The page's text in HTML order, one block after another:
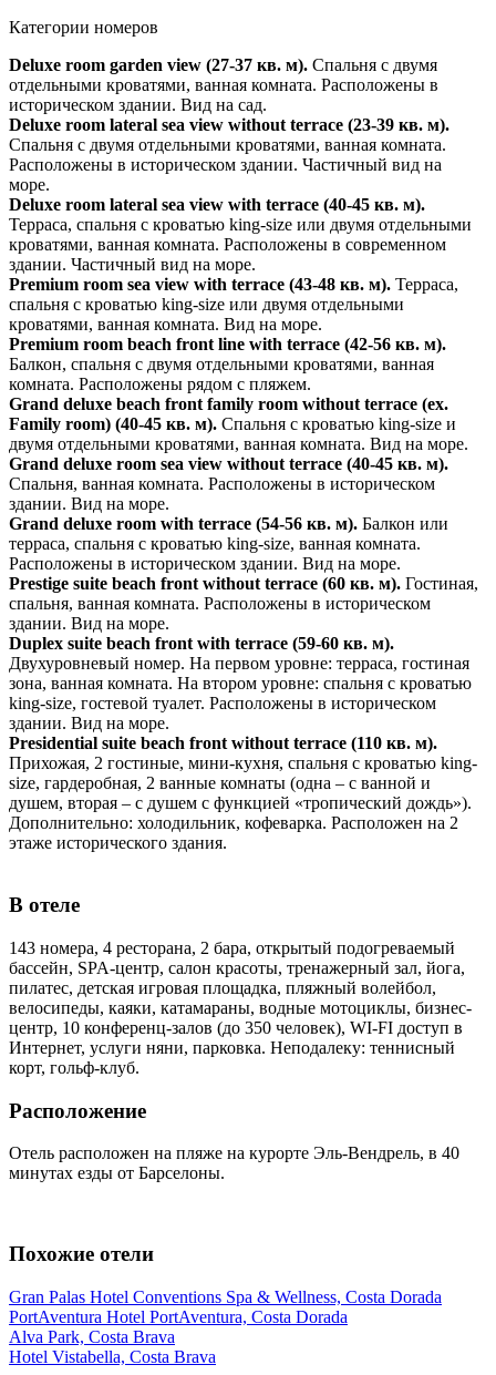
Категории номеров
Deluxe room garden view (27-37 кв. м). Спальня с двумя
отдельными кроватями, ванная комната. Расположены в
историческом здании. Вид на сад.
Deluxe room lateral sea view without terrace (23-39 кв. м).
Спальня с двумя отдельными кроватями, ванная комната.
Расположены в историческом здании. Частичный вид на
море.
Deluxe room lateral sea view with terrace (40-45 кв. м).
Терраса, спальня с кроватью king-size или двумя отдельными
кроватями, ванная комната. Расположены в современном
здании. Частичный вид на море.
Premium room sea view with terrace (43-48 кв. м). Терраса,
спальня с кроватью king-size или двумя отдельными
кроватями, ванная комната. Вид на море.
Premium room beach front line with terrace (42-56 кв. м).
Балкон, спальня с двумя отдельными кроватями, ванная
комната. Расположены рядом с пляжем.
Grand deluxe beach front family room without terrace (ex.
Family room) (40-45 кв. м). Спальня с кроватью king-size и
двумя отдельными кроватями, ванная комната. Вид на море.
Grand deluxe room sea view without terrace (40-45 кв. м).
Спальня, ванная комната. Расположены в историческом
здании. Вид на море.
Grand deluxe room with terrace (54-56 кв. м). Балкон или
терраса, спальня с кроватью king-size, ванная комната.
Расположены в историческом здании. Вид на море.
Prestige suite beach front without terrace (60 кв. м). Гостиная,
спальня, ванная комната. Расположены в историческом
здании. Вид на море.
Duplex suite beach front with terrace (59-60 кв. м).
Двухуровневый номер. На первом уровне: терраса, гостиная
зона, ванная комната. На втором уровне: спальня с кроватью
king-size, гостевой туалет. Расположены в историческом
здании. Вид на море.
Presidential suite beach front without terrace (110 кв. м).
Прихожая, 2 гостиные, мини-кухня, спальня с кроватью king-
size, гардеробная, 2 ванные комнаты (одна – с ванной и
душем, вторая – с душем с функцией «тропический дождь»).
Дополнительно: холодильник, кофеварка. Расположен на 2
этаже исторического здания.
В отеле
143 номера, 4 ресторана, 2 бара, открытый подогреваемый
бассейн, SPA-центр, салон красоты, тренажерный зал, йога,
пилатес, детская игровая площадка, пляжный волейбол,
велосипеды, каяки, катамараны, водные мотоциклы, бизнес-
центр, 10 конференц-залов (до 350 человек), WI-FI доступ в
Интернет, услуги няни, парковка. Неподалеку: теннисный
корт, гольф-клуб.
Расположение
Отель расположен на пляже на курорте Эль-Вендрель, в 40
минутах езды от Барселоны.
Похожие отели
Gran Palas Hotel Conventions Spa & Wellness, Costa Dorada
PortAventura Hotel PortAventura, Costa Dorada
Alva Park, Costa Brava
Hotel Vistabella, Costa Brava